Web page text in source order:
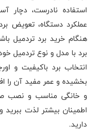
استفاده نادرست،
عملکرد دستگاه، تعویض
هنگام خرید برد تردمیل
برد با مدل و نوع تردمیل
انتخاب برد باکیفیت و
بخشیده و عمر مفید آن را
و خانگی مناسب و نصب
اطمینان بیشتر لذت
دارید.